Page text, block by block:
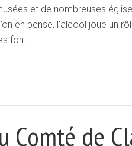
et de nombreuses
en pense, l’alcool joue un
font...
Comté de